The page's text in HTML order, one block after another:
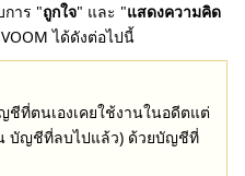
าร "ถูกใจ" และ "แสดงความคิด
ได้ดังต่อไปนี้
ที่ตนเองเคยใช้งานในอดีตแต่
บัญชีที่ลบไปแล้ว) ด้วยบัญชีที่